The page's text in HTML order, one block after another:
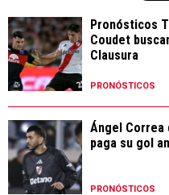
Pronósticos
Coudet
Clausura
PRONÓSTICOS
Ángel Correa
paga su gol
PRONÓSTICOS